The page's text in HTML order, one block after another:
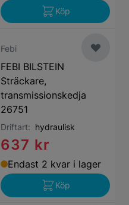
Köp
Febi
FEBI BILSTEIN
Sträckare,
transmissionskedja
26751
Driftart: hydraulisk
637 kr
Endast 2 kvar i lager
Köp